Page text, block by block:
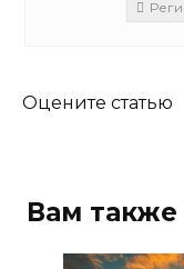
Оцените статью
Вам также